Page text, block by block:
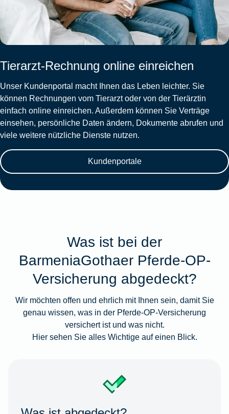
Tierarzt-Rechnung online einreichen
Unser Kundenportal macht Ihnen das Leben leichter. Sie
können Rechnungen vom Tierarzt oder von der Tierärztin
einfach online einreichen. Außerdem können Sie Verträge
einsehen, persönliche Daten ändern, Dokumente abrufen und
viele weitere nützliche Dienste nutzen.
Kundenportale
Was ist bei der
BarmeniaGothaer Pferde-OP-
Versicherung abgedeckt?
Wir möchten offen und ehrlich mit Ihnen sein, damit Sie
genau wissen, was in der Pferde-OP-Versicherung
versichert ist und was nicht.
Hier sehen Sie alles Wichtige auf einen Blick.